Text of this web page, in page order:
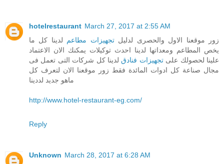
hotelrestaurant March 27, 2017 at 2:55 AM
زور موقعنا الاول والحصرى لدليلتجهيزات مطاعم
لدينا كل ما
يخص المطاعم ومعداتها لدينا احدث توكيلات يمكنك الان الاعتماد
علينا لحصولك علىتجهيزات فنادق لدينا كل شركات التى تعمل فى
مجال صناعة كل ادوات المائدة فقط زور موقعنا الان لتعرف كل
ماهو جديد لددينا
http://www.hotel-restaurant-eg.com/
Reply
Unknown March 28, 2017 at 6:28 AM